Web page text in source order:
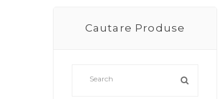
Cautare Produse